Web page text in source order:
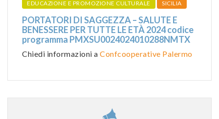
EDUCAZIONE E PROMOZIONE CULTURALE
SICILIA
PORTATORI DI SAGGEZZA – SALUTE E
BENESSERE PER TUTTE LE ETÀ 2024 codice
programma PMXSU0024024010288NMTX
Chiedi informazioni a Confcooperative Palermo